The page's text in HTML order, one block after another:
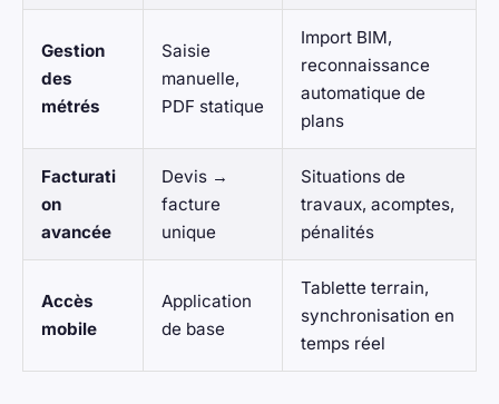
Gestion
des
métrés
Saisie
manuelle,
PDF statique
Import BIM,
reconnaissance
automatique de
plans
Facturati
on
avancée
Devis →
facture
unique
Situations de
travaux, acomptes,
pénalités
Accès
mobile
Application
de base
Tablette terrain,
synchronisation en
temps réel